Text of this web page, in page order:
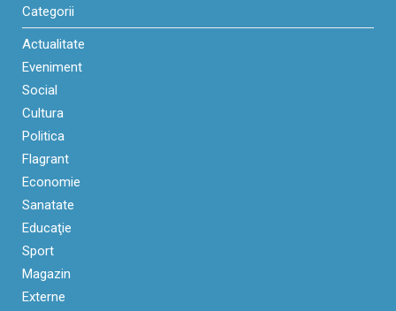
Categorii
Actualitate
Eveniment
Social
Cultura
Politica
Flagrant
Economie
Sanatate
Educaţie
Sport
Magazin
Externe